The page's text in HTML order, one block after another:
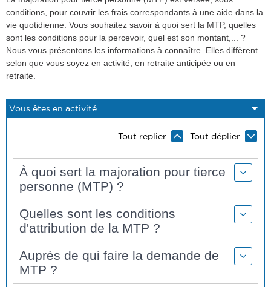
conditions, pour couvrir les frais correspondants à une aide dans la
vie quotidienne. Vous souhaitez savoir à quoi sert la MTP, quelles
sont les conditions pour la percevoir, quel est son montant,... ?
Nous vous présentons les informations à connaître. Elles diffèrent
selon que vous soyez en activité, en retraite anticipée ou en
retraite.
Tout replier Tout déplier
À quoi sert la majoration pour tierce
personne (MTP) ?
Quelles sont les conditions
d'attribution de la MTP ?
Auprès de qui faire la demande de
MTP ?